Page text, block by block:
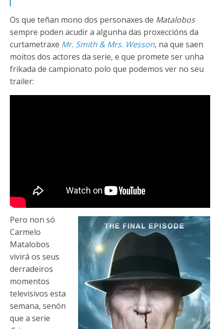
Os que teñan mono dos personaxes de Matalobos
sempre poden acudir a algunha das proxeccións da
curtametraxe Mr. Smith & Mrs. Wesson, na que saen
moitos dos actores da serie, e que promete ser unha
frikada de campionato polo que podemos ver no seu
trailer:
Pero non só
Carmelo
Matalobos
vivirá os seus
derradeiros
momentos
televisivos esta
semana, senón
que a serie